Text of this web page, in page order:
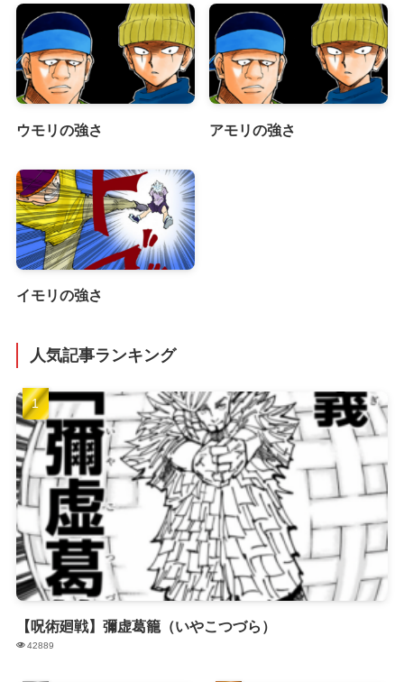
ウモリの強さ アモリの強さ
イモリの強さ
人気記事ランキング
【呪術廻戦】彌虚葛籠（いやこつづら）
42889